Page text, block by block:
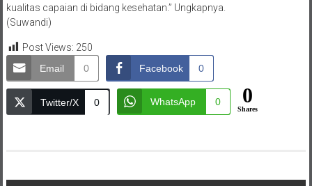
kualitas capaian di bidang kesehatan.” Ungkapnya.
(Suwandi)
Post Views: 250
Email
0 Facebook 0
Twitter/X 0 WhatsApp 0 0
Shares